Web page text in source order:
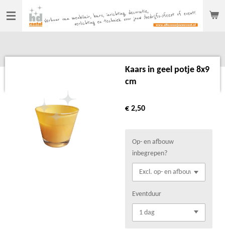
Ga
direct
hoofdinhoud
Kaars in geel potje 8x9
cm
€ 2,50
Op- en afbouw
inbegrepen?
Eventduur